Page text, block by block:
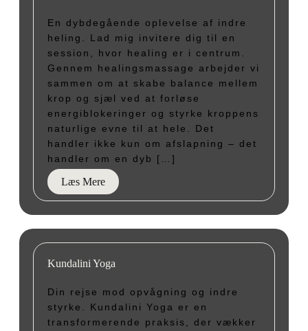
En dybdegående oplevelse af indre
heling. Lad mig invitere dig til en
session, hvor healing er i centrum.
Gennem healingsmassage arbejder vi
sammen om at skabe balance mellem
krop og sjæl ved at forløse
energiblokeringer og styrke kroppens
naturlige evne til at hele. Det
handler ikke kun om afslapning – det
handler om en dyb […]
Læs Mere
Kundalini Yoga
Din rejse mod opvågning og indre
styrke. Kundalini Yoga er en
transformerende praksis, der vækker